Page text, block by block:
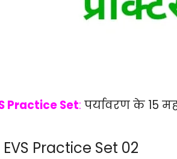
Practice Set: पर्यावरण के 15
EVS Practice Set 02